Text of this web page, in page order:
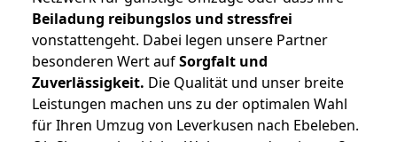
Beiladung reibungslos und stressfrei
vonstattengeht. Dabei legen unsere Partner
besonderen Wert aufSorgfalt und
Zuverlässigkeit. Die Qualität und unser breite
Leistungen machen uns zu der optimalen Wahl
für Ihren Umzug von Leverkusen nach Ebeleben.